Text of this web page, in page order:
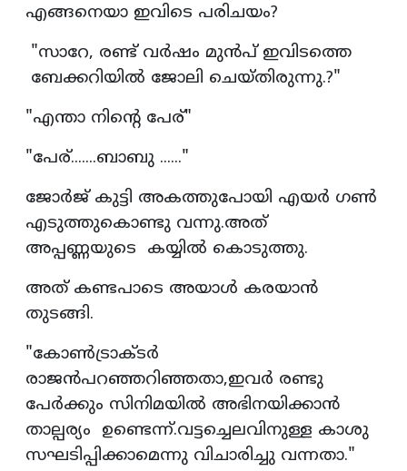
എങ്ങനെയാ ഇവിടെ പരിചയം?
"സാറേ, രണ്ട് വർഷം മുൻപ് ഇവിടത്തെ
ബേക്കറിയിൽ ജോലി ചെയ്തിരുന്നു.?"
"എന്താ നിന്റെ പേര്"
"പേര്.......ബാബു ......"
ജോർജ് കുട്ടി അകത്തുപോയി എയർ ഗൺ
എടുത്തുകൊണ്ടു വന്നു.അത്
അപ്പണ്ണയുടെ കയ്യിൽ കൊടുത്തു.
അത് കണ്ടപാടെ അയാൾ കരയാൻ
തുടങ്ങി.
"കോൺട്രാക്ടർ
രാജൻപറഞ്ഞറിഞ്ഞതാ,ഇവർ രണ്ടു
പേർക്കും സിനിമയിൽ അഭിനയിക്കാൻ
താല്പര്യം ഉണ്ടെന്ന്.വട്ടച്ചെലവിനുള്ള കാശു
സഘടിപ്പിക്കാമെന്നു വിചാരിച്ചു വന്നതാ."